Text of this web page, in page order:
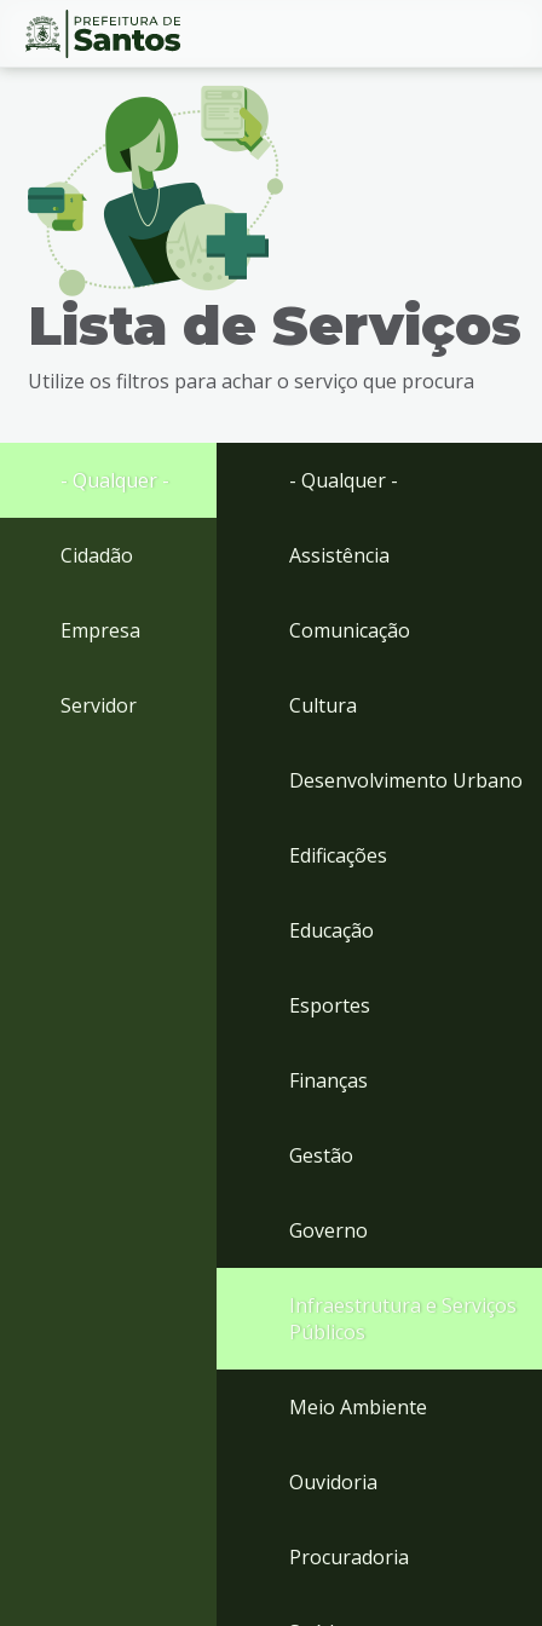
Ir
busca
Ir
rodapé
Conteúdo
Lista de Serviços
Utilize os filtros para achar o serviço que procura
- Qualquer -
Cidadão
Empresa
Servidor
- Qualquer -
Assistência
Comunicação
Cultura
Desenvolvimento Urbano
Edificações
Educação
Esportes
Finanças
Gestão
Governo
Infraestrutura e Serviços
Públicos
Meio Ambiente
Ouvidoria
Procuradoria